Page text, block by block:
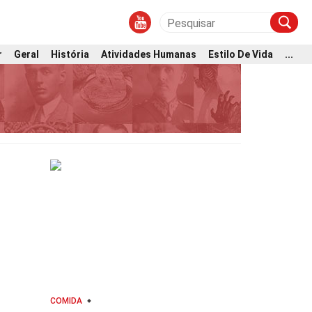
Geral História Atividades Humanas Estilo De Vida ...
COMIDA